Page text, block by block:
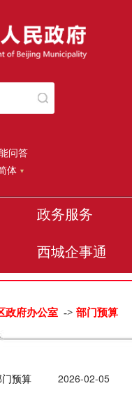
问答
体
政务服务
西城企事通
政府办公室 -> 部门预算
预算
2026-02-05